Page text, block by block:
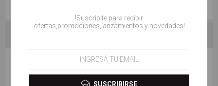
ESCRIBE TU PROPIO COMENTARIO
!Suscribite para recibir
ofertas,promociones,lanzamientos y novedades!
SUSCRIBIRSE